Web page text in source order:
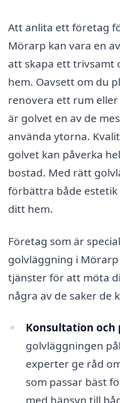
Att anlita ett företag
Mörarp kan vara en
att skapa ett trivsamt
hem. Oavsett om du
renovera ett rum
är golvet en av de
använda ytorna.
golvet kan påverka
bostad. Med rätt
förbättra både
ditt hem.
Företag som är
golvläggning i
tjänster för att möta
några av de saker de
Konsultation och
golvläggningen
experter ge råd
som passar bäst
med hänsyn till